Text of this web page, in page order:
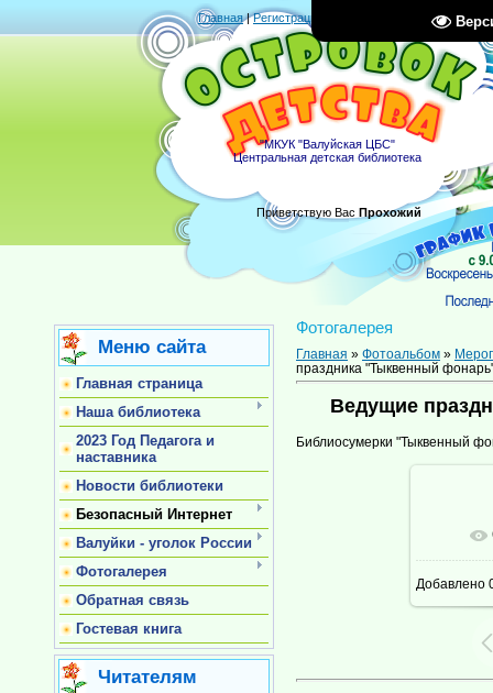
Главная|Регистрация
"МКУК "Валуйская ЦБС"
Центральная детская библиотека
Приветствую Вас Прохожий
Меню сайта
Главная страница
Наша библиотека
2023 Год Педагога и
наставника
Новости библиотеки
Безопасный Интернет
Валуйки - уголок России
Фотогалерея
Обратная связь
Гостевая книга
Читателям
Фотогалерея
Главная » Фотоальбом »
праздника "Тыквенный
Ведущие
Библиосумерки "Тыквенный
В
Добавлено